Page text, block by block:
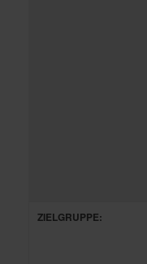
ZIELGRUPPE: